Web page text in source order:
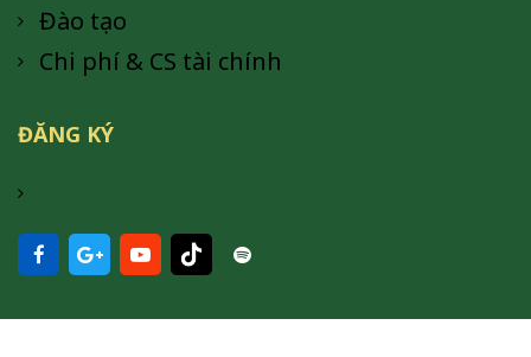
Đào tạo
Chi phí & CS tài chính
ĐĂNG KÝ